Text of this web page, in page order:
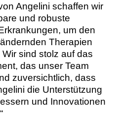
Angelini schaffen wir
und robuste
um den
Therapien
sind stolz auf das
das unser Team
zuversichtlich, dass
die Unterstützung
und Innovationen